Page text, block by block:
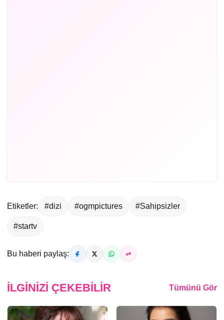
Etiketler: #dizi #ogmpictures #Sahipsizler
#startv
Bu haberi paylaş:
İLGINIZI ÇEKEBILIR Tümünü Gör